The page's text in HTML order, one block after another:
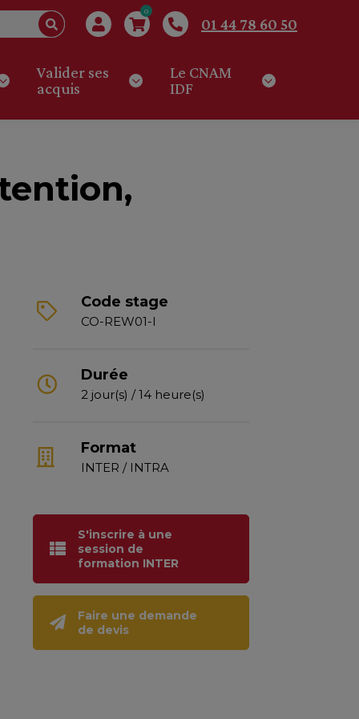
0
01 44 78 60 50
Valider ses
acquis
Le CNAM
IDF
Code stage
CO-REW01-I
Durée
2 jour(s) / 14 heure(s)
Format
INTER / INTRA
S'inscrire à une
session de
formation INTER
Faire une demande
de devis